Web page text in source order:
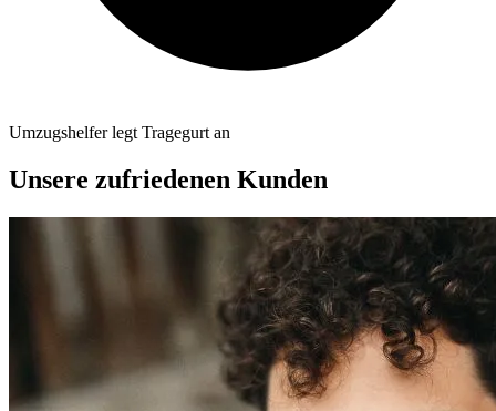
Umzugshelfer legt Tragegurt an
Unsere zufriedenen Kunden